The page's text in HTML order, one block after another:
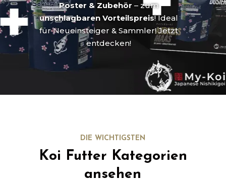
Poster & Zubehör – zum
unschlagbaren Vorteilspreis! Ideal
für Neueinsteiger & Sammler! Jetzt
entdecken!
DIE WICHTIGSTEN
Koi Futter Kategorien
ansehen